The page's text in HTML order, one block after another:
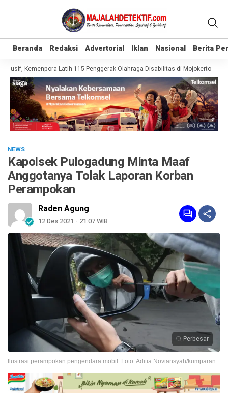
Beranda Redaksi Advertorial Iklan Nasional Berita
Beranda Redaksi Advertorial Iklan Nasional Berita
Kemenpora Latih 115 Penggerak Olahraga Disabilitas di Mojokerto
NEWS
Kapolsek Pulogadung Minta Maaf
Anggotanya Tolak Laporan Korban
Perampokan
Raden Agung
12 Des 2021 - 21:07 WIB
Perbesar
Ilustrasi perampokan pengendara mobil. Foto: Aditia Noviansyah/kumparan